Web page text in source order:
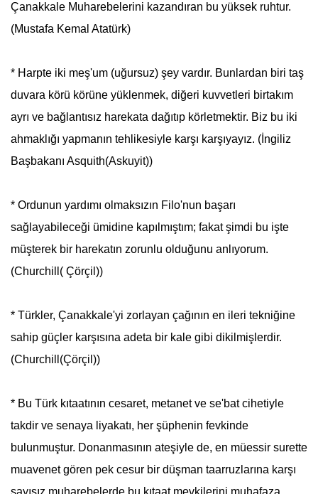
ÇanakkaleMuharebelerini kazandıran bu yüksek ruhtur.
(Mustafa Kemal Atatürk)
* Harpte iki meş'um (uğursuz) şey vardır. Bunlardan biri taş
duvara körü körüne yüklenmek, diğeri kuvvetleri birtakım
ayrı ve bağlantısız harekata dağıtıp körletmektir. Biz bu iki
ahmaklığı yapmanın tehlikesiyle karşı karşıyayız. (İngiliz
Başbakanı Asquith(Askuyit))
* Ordunun yardımı olmaksızın Filo'nun başarı
sağlayabileceği ümidine kapılmıştım; fakat şimdi bu işte
müşterek bir harekatın zorunlu olduğunu anlıyorum.
(Churchill( Çörçil))
* Türkler, Çanakkale'yi zorlayan çağının en ileri tekniğine
sahip güçler karşısına adeta bir kale gibi dikilmişlerdir.
(Churchill(Çörçil))
* Bu Türk kıtaatının cesaret, metanet ve se'bat cihetiyle
takdir ve senaya liyakatı, her şüphenin fevkinde
bulunmuştur. Donanmasının ateşiyle de, en müessir surette
muavenet gören pek cesur bir düşman taarruzlarına karşı
sayısız muharebelerde bu kıtaat mevkilerini muhafaza